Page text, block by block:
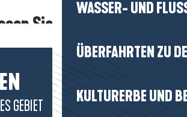
WASSER- UND
ÜBERFAHRTEN ZU
KULTURERBE UND
Sie darüber?
ihr Sumpfgebiet gemeinsam. Dieses
macht dasMarais de Grande Brièrezu
Frankreichs, das von seinen Bewohnern
für sein
Gleichgewicht
GEBIET